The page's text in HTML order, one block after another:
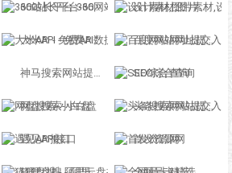
360站长平台-360网站提交入口 设计素材,图片素材,设计模板,精品与原创素材网-百图汇
大米API - 免费API数据接口调用服务平台 百度网站网址提交入口-百度站长平台
神马搜索网站提交入口-神马站长平台 SEO综合查询
网盘搜索-小白盘 头条搜索网站提交入口-头条站长平台
遇见API接口 首发资源网